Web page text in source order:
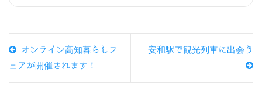
オンライン高知暮らしフ
ェアが開催されます！
安和駅で観光列車に出会う